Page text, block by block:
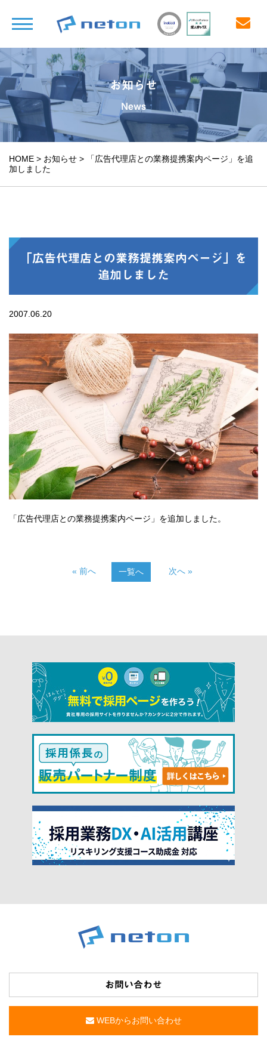
お知らせ
News
HOME > お知らせ >
「広告代理店との業務提携案内ページ」を追
加しました
「広告代理店との業務提携案内ページ」を
追加しました
2007.06.20
「広告代理店との業務提携案内ページ」を追加しました。
« 前へ 一覧へ 次へ »
お問い合わせ
WEBからお問い合わせ